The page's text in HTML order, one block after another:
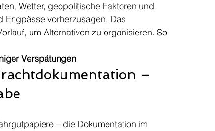
Wetter, geopolitische Faktoren und
Engpässe vorherzusagen. Das
um Alternativen zu organisieren. So
Verspätungen
–
– die Dokumentation im